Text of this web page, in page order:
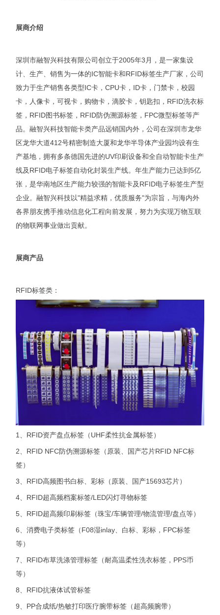
展商介绍
深圳市融智兴科技有限公司创立于2005年3月，是一家集设
计、生产、销售为一体的IC智能卡和RFID标签生产厂家，公司
致力于生产销售各类型IC卡，CPU卡，ID卡，门禁卡，校园
卡，人像卡，可视卡，购物卡，滴胶卡，钥匙扣，RFID洗衣标
签，RFID图书标签，RFID防伪溯源标签，FPC微型标签等产
品。融智兴科技智能卡类产品远销国内外，公司在深圳市龙华
区龙华大道412号精密制造大厦和龙华半导体产业园均设有生
产基地，拥有多条德国先进的UV印刷设备和全自动智能卡生产
线及RFID电子标签自动化封装生产线。年生产能力已达到5亿
张，是华南地区生产能力较强的智能卡及RFID电子标签生产型
企业。融智兴科技以"精益求精，优质服务"为宗旨，与海内外
各界朋友携手推动信息化工程向前发展，努力为实现万物互联
的物联网事业做出贡献。
展商产品
RFID标签类：
1、RFID资产盘点标签（UHF柔性抗金属标签）
2、RFID NFC防伪溯源标签（原装、国产芯片RFID NFC标
签）
3、RFID高频图书白标、彩标（原装、国产15693芯片）
4、RFID超高频档案标签/LED闪灯寻物标签
5、RFID超高频印刷标签（珠宝/车辆管理/物流管理/盘点等）
6、消费电子类标签（F08湿inlay、白标、彩标，FPC标签
等）
7、RFID布草洗涤管理标签（耐高温柔性洗衣标签，PPS币
等）
8、RFID抗液体试管标签
9、PP合成纸/热敏打印医疗腕带标签（超高频腕带）